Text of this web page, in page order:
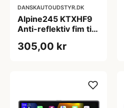
DANSKAUTOUDSTYR.DK
Alpine245 KTXHF9
Anti-reflektiv fim til
F904D
305,00 kr